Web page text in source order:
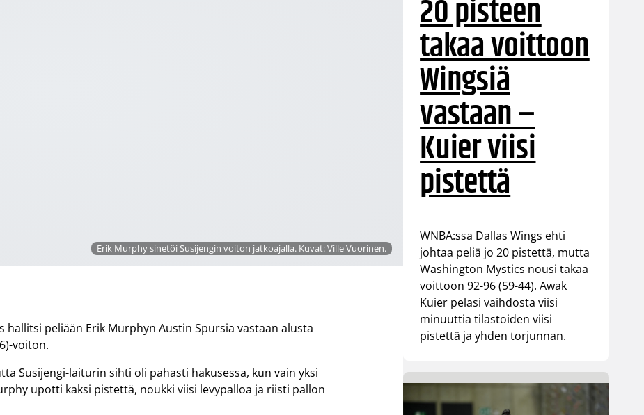
Erik Murphy sinetöi Susijengin voiton jatkoajalla. Kuvat: Ville Vuorinen.
hallitsi peliään Erik Murphyn Austin Spursia vastaan alusta
voiton.
Susijengi-laiturin sihti oli pahasti hakusessa, kun vain yksi
upotti kaksi pistettä, noukki viisi levypalloa ja riisti pallon
20 pisteen
takaa voittoon
Wingsiä
vastaan –
Kuier viisi
pistettä
WNBA:ssa Dallas Wings ehti
johtaa peliä jo 20 pistettä, mutta
Washington Mystics nousi takaa
voittoon 92-96 (59-44). Awak
Kuier pelasi vaihdosta viisi
minuuttia tilastoiden viisi
pistettä ja yhden torjunnan.